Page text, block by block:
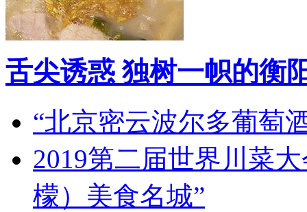
舌尖诱惑 独树一帜的衡
“北京密云波尔多葡萄
2019第二届世界川菜
檬）美食名城”